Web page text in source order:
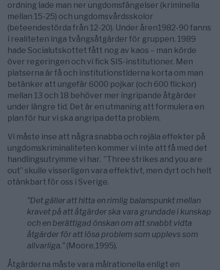
ordning lade man ner ungdomsfängelser (kriminella
mellan 15-25) och ungdomsvårdsskolor
(beteendestörda från 12-20). Under åren1982-90 fanns
i realiteten inga tvångsåtgärder för gruppen. 1989
hade Socialutskottet fått nog av kaos – man körde
över regeringen och vi fick SIS-institutioner. Men
platserna är få och institutionstiderna korta om man
betänker att ungefär 6000 pojkar (och 600 flickor)
mellan 13 och 18 behöver mer ingripande åtgärder
under längre tid. Det är en utmaning att formulera en
plan för hur vi ska angripa detta problem.
Vi måste inse att några snabba och rejäla effekter på
ungdomskriminaliteten kommer vi inte att få med det
handlingsutrymme vi har. ”Three strikes and you are
out” skulle visserligen vara effektivt, men dyrt och helt
otänkbart för oss i Sverige.
”Det gäller att hitta en rimlig balanspunkt mellan
kravet på att åtgärder ska vara grundade i kunskap
och en berättigad önskan om att snabbt vidta
åtgärder för att lösa problem som upplevs som
allvarliga.”(Moore,1995).
Åtgärderna måste vara målrationella enligt en